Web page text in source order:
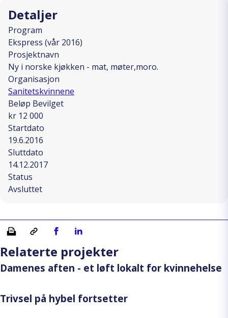
Detaljer
Program
Ekspress (vår 2016)
Prosjektnavn
Ny i norske kjøkken - mat, møter,moro.
Organisasjon
Sanitetskvinnene
Beløp Bevilget
kr 12 000
Startdato
19.6.2016
Sluttdato
14.12.2017
Status
Avsluttet
Skriv ut Kopiera länkDel på Facebook
Del på Linkedin
Relaterte projekter
Damenes aften - et løft lokalt for kvinnehelse
Trivsel på hybel fortsetter